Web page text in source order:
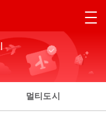
멀티도시